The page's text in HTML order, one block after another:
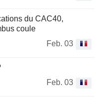
du CAC40,
coule
Feb. 03
Feb. 03